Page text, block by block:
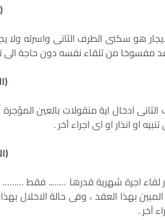
هو سكنى الطرف الثانى واسرته ولا
مفسوخا من تلقاء نفسه دون حاجة الى
الثانى ادخال اية منقولات بالعين
او انذار او اى اجراء آخر .
لقاء اجرة شهرية قدرها …….. فقط ………
بهذا العقد ، وفى حالة الاخلال
آخر .